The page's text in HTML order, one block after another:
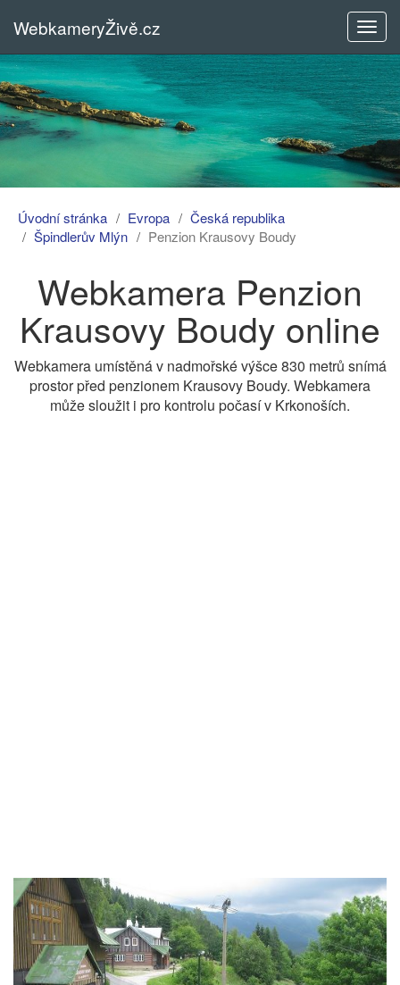
menu
WebkameryŽivě.cz
Úvodní stránka Evropa
Česká republika
Špindlerův Mlýn
Penzion Krausovy Boudy
Webkamera Penzion
Krausovy Boudy online
Webkamera umístěná v nadmořské výšce 830 metrů snímá
prostor před penzionem Krausovy Boudy. Webkamera
může sloužit i pro kontrolu počasí v Krkonoších.